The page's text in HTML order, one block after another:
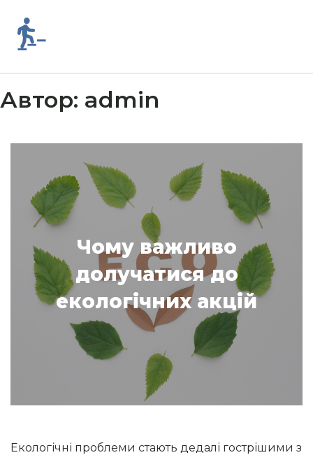
content
Автор: admin
Чому важливо
долучатися до
екологічних акцій
Екологічні проблеми стають дедалі гострішими з